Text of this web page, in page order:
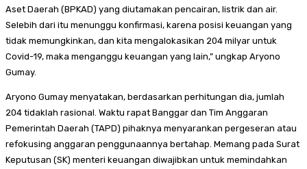
Aset Daerah (BPKAD) yang diutamakan pencairan, listrik dan air.
Selebih dari itu menunggu konfirmasi, karena posisi keuangan yang
tidak memungkinkan, dan kita mengalokasikan 204 milyar untuk
Covid-19, maka menganggu keuangan yang lain,” ungkap Aryono
Gumay.
Aryono Gumay menyatakan, berdasarkan perhitungan dia, jumlah
204 tidaklah rasional. Waktu rapat Banggar dan Tim Anggaran
Pemerintah Daerah (TAPD) pihaknya menyarankan pergeseran atau
refokusing anggaran penggunaannya bertahap. Memang pada Surat
Keputusan (SK) menteri keuangan diwajibkan untuk memindahkan